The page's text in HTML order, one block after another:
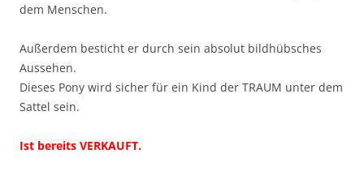
dem Menschen.
Außerdem besticht er durch sein absolut bildhübsches
Aussehen.
Dieses Pony wird sicher für ein Kind der TRAUM unter dem
Sattel sein.
Ist bereits VERKAUFT.